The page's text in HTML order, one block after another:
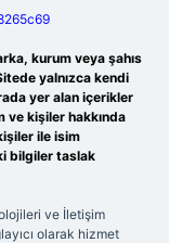
kurum veya şahıs
yalnızca kendi
yer alan içerikler
ve kişiler hakkında
ile isim
bilgiler taslak
ve İletişim
olarak hizmet